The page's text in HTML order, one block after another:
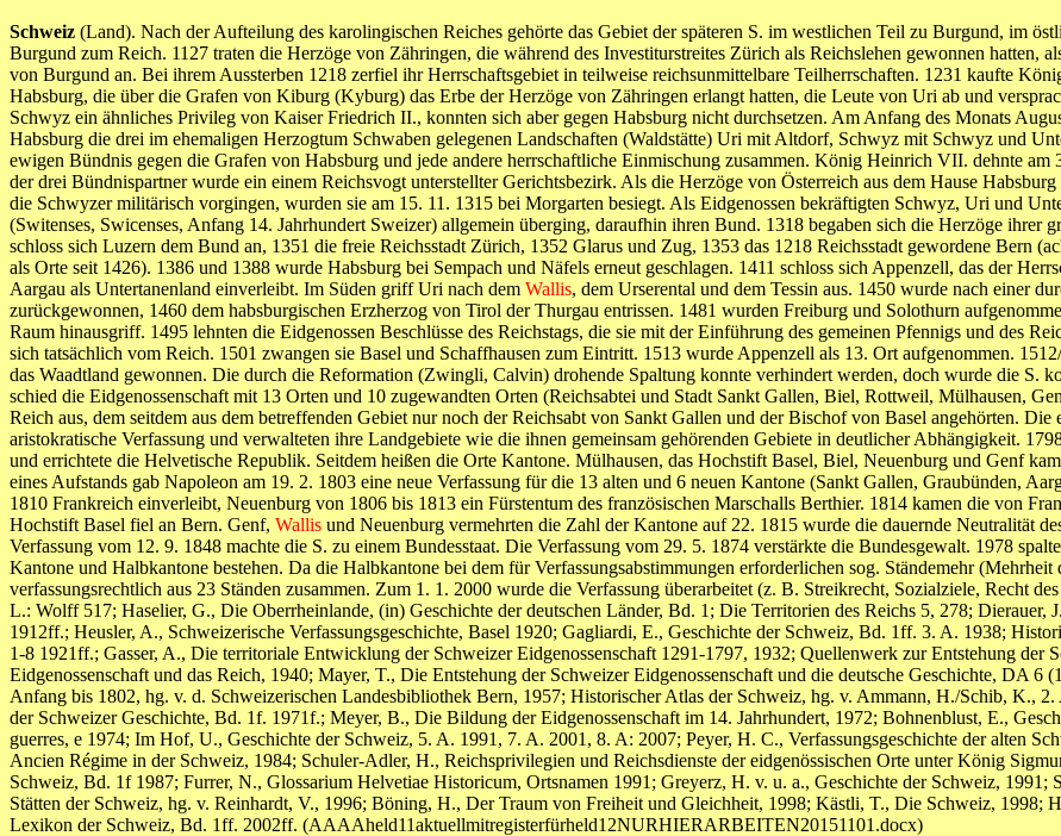
Schweiz (Land). Nach der Aufteilung des karolingischen Reiches gehörte das Gebiet der späteren S. im westlichen Teil zu Burgund, im
Burgund zum Reich. 1127 traten die Herzöge von Zähringen, die während des Investiturstreites Zürich als Reichslehen gewonnen hatten,
von Burgund an. Bei ihrem Aussterben 1218 zerfiel ihr Herrschaftsgebiet in teilweise reichsunmittelbare Teilherrschaften. 1231 kaufte
Habsburg, die über die Grafen von Kiburg (Kyburg) das Erbe der Herzöge von Zähringen erlangt hatten, die Leute von Uri ab und
Schwyz ein ähnliches Privileg von Kaiser Friedrich II., konnten sich aber gegen Habsburg nicht durchsetzen. Am Anfang des Monats
Habsburg die drei im ehemaligen Herzogtum Schwaben gelegenen Landschaften (Waldstätte) Uri mit Altdorf, Schwyz mit Schwyz und
ewigen Bündnis gegen die Grafen von Habsburg und jede andere herrschaftliche Einmischung zusammen. König Heinrich VII. dehnte
der drei Bündnispartner wurde ein einem Reichsvogt unterstellter Gerichtsbezirk. Als die Herzöge von Österreich aus dem Hause
die Schwyzer militärisch vorgingen, wurden sie am 15. 11. 1315 bei Morgarten besiegt. Als Eidgenossen bekräftigten Schwyz, Uri und
(Switenses, Swicenses, Anfang 14. Jahrhundert Sweizer) allgemein überging, daraufhin ihren Bund. 1318 begaben sich die Herzöge ihrer
schloss sich Luzern dem Bund an, 1351 die freie Reichsstadt Zürich, 1352 Glarus und Zug, 1353 das 1218 Reichsstadt gewordene Bern
als Orte seit 1426). 1386 und 1388 wurde Habsburg bei Sempach und Näfels erneut geschlagen. 1411 schloss sich Appenzell, das der
Aargau als Untertanenland einverleibt. Im Süden griff Uri nach dem Wallis, dem Urserental und dem Tessin aus. 1450 wurde nach einer
zurückgewonnen, 1460 dem habsburgischen Erzherzog von Tirol der Thurgau entrissen. 1481 wurden Freiburg und Solothurn
Raum hinausgriff. 1495 lehnten die Eidgenossen Beschlüsse des Reichstags, die sie mit der Einführung des gemeinen Pfennigs und des
sich tatsächlich vom Reich. 1501 zwangen sie Basel und Schaffhausen zum Eintritt. 1513 wurde Appenzell als 13. Ort aufgenommen.
das Waadtland gewonnen. Die durch die Reformation (Zwingli, Calvin) drohende Spaltung konnte verhindert werden, doch wurde die S.
schied die Eidgenossenschaft mit 13 Orten und 10 zugewandten Orten (Reichsabtei und Stadt Sankt Gallen, Biel, Rottweil, Mülhausen,
Reich aus, dem seitdem aus dem betreffenden Gebiet nur noch der Reichsabt von Sankt Gallen und der Bischof von Basel angehörten.
aristokratische Verfassung und verwalteten ihre Landgebiete wie die ihnen gemeinsam gehörenden Gebiete in deutlicher Abhängigkeit.
und errichtete die Helvetische Republik. Seitdem heißen die Orte Kantone. Mülhausen, das Hochstift Basel, Biel, Neuenburg und Genf
eines Aufstands gab Napoleon am 19. 2. 1803 eine neue Verfassung für die 13 alten und 6 neuen Kantone (Sankt Gallen, Graubünden,
1810 Frankreich einverleibt, Neuenburg von 1806 bis 1813 ein Fürstentum des französischen Marschalls Berthier. 1814 kamen die von
Hochstift Basel fiel an Bern. Genf, Wallis und Neuenburg vermehrten die Zahl der Kantone auf 22. 1815 wurde die dauernde Neutralität
Verfassung vom 12. 9. 1848 machte die S. zu einem Bundesstaat. Die Verfassung vom 29. 5. 1874 verstärkte die Bundesgewalt. 1978
Kantone und Halbkantone bestehen. Da die Halbkantone bei dem für Verfassungsabstimmungen erforderlichen sog. Ständemehr
verfassungsrechtlich aus 23 Ständen zusammen. Zum 1. 1. 2000 wurde die Verfassung überarbeitet (z. B. Streikrecht, Sozialziele, Recht
L.: Wolff 517; Haselier, G., Die Oberrheinlande, (in) Geschichte der deutschen Länder, Bd. 1; Die Territorien des Reichs 5, 278; Dierauer,
1912ff.; Heusler, A., Schweizerische Verfassungsgeschichte, Basel 1920; Gagliardi, E., Geschichte der Schweiz, Bd. 1ff. 3. A. 1938;
1-8 1921ff.; Gasser, A., Die territoriale Entwicklung der Schweizer Eidgenossenschaft 1291-1797, 1932; Quellenwerk zur Entstehung
Eidgenossenschaft und das Reich, 1940; Mayer, T., Die Entstehung der Schweizer Eidgenossenschaft und die deutsche Geschichte, DA
Anfang bis 1802, hg. v. d. Schweizerischen Landesbibliothek Bern, 1957; Historischer Atlas der Schweiz, hg. v. Ammann, H./Schib, K.,
der Schweizer Geschichte, Bd. 1f. 1971f.; Meyer, B., Die Bildung der Eidgenossenschaft im 14. Jahrhundert, 1972; Bohnenblust, E.,
guerres, e 1974; Im Hof, U., Geschichte der Schweiz, 5. A. 1991, 7. A. 2001, 8. A: 2007; Peyer, H. C., Verfassungsgeschichte der alten
Ancien Régime in der Schweiz, 1984; Schuler-Adler, H., Reichsprivilegien und Reichsdienste der eidgenössischen Orte unter König
Schweiz, Bd. 1f 1987; Furrer, N., Glossarium Helvetiae Historicum, Ortsnamen 1991; Greyerz, H. v. u. a., Geschichte der Schweiz,
Stätten der Schweiz, hg. v. Reinhardt, V., 1996; Böning, H., Der Traum von Freiheit und Gleichheit, 1998; Kästli, T., Die Schweiz, 1998;
Lexikon der Schweiz, Bd. 1ff. 2002ff. (AAAAheld11aktuellmitregisterfürheld12NURHIERARBEITEN20151101.docx)